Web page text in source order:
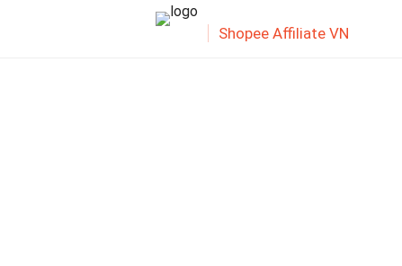
Shopee Affiliate VN